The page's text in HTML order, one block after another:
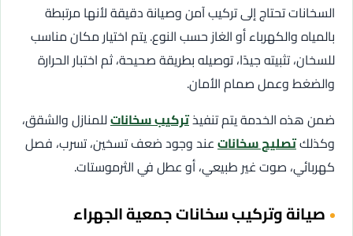
السخانات تحتاج إلى تركيب آمن وصيانة دقيقة لأنها مرتبطة
بالمياه والكهرباء أو الغاز حسب النوع. يتم اختيار مكان مناسب
للسخان، تثبيته جيدًا، توصيله بطريقة صحيحة، ثم اختبار الحرارة
والضغط وعمل صمام الأمان.
ضمن هذه الخدمة يتم تنفيذتركيب سخاناتللمنازل والشقق،
وكذلكتصليح سخاناتعند وجود ضعف تسخين، تسرب، فصل
كهربائي، صوت غير طبيعي، أو عطل في الثرموستات.
صيانة وتركيب سخانات جمعية الجهراء